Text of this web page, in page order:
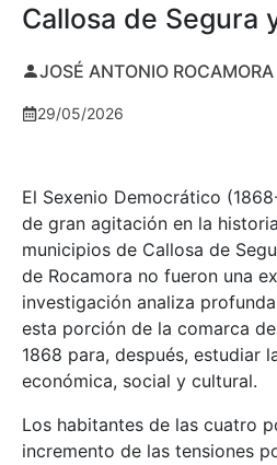
Callosa de Segura
JOSÉ ANTONIO
29/05/2026
El Sexenio Democrático
de gran agitación en la
municipios de Callosa de
de Rocamora no fueron una
investigación analiza
esta porción de la comarca
1868 para, después, estudiar
económica, social y cultural.
Los habitantes de las cuatro
incremento de las tensiones